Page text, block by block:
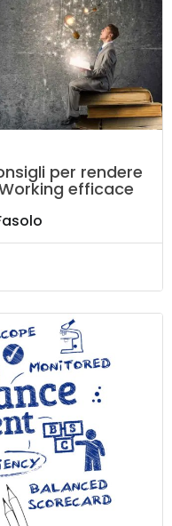
per rendere
efficace